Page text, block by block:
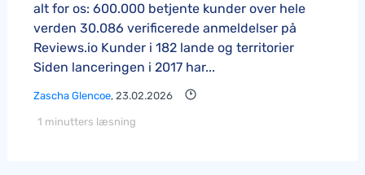
alt for os: 600.000 betjente kunder over hele
verden 30.086 verificerede anmeldelser på
Reviews.io Kunder i 182 lande og territorier
Siden lanceringen i 2017 har...
Zascha Glencoe, 23.02.2026
1 minutters læsning